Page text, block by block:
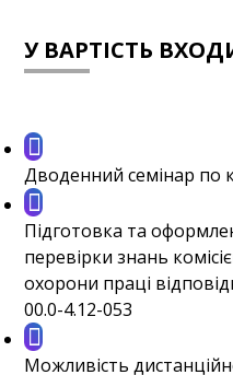
У ВАРТІСТЬ
Дводенний семінар
Підготовка та
перевірки знань
охорони праці
00.0-4.12-053
Можливість